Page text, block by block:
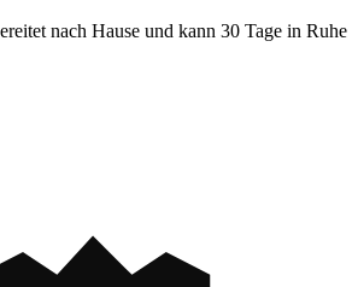
nach Hause und kann 30 Tage in Ruhe